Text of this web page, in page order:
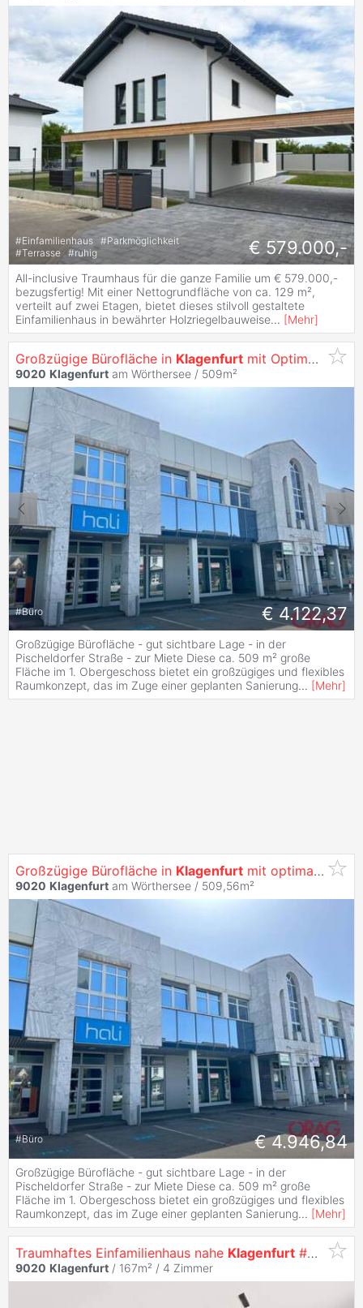
#Einfamilienhaus #Parkmöglichkeit
#Terrasse #ruhig € 579.000,-
All-inclusive Traumhaus für die ganze Familie um € 579.000,-
bezugsfertig! Mit einer Nettogrundfläche von ca. 129 m²,
verteilt auf zwei Etagen, bietet dieses stilvoll gestaltete
Einfamilienhaus in bewährter Holzriegelbauweise... [Mehr]
Großzügige Bürofläche in Klagenfurt mit Optimaler Werbewirksamkeit -
9020 Klagenfurt am Wörthersee / 509m²
#Büro € 4.122,37
Großzügige Bürofläche - gut sichtbare Lage - in der
Pischeldorfer Straße - zur Miete Diese ca. 509 m² große
Fläche im 1. Obergeschoss bietet ein großzügiges und flexibles
Raumkonzept, das im Zuge einer geplanten Sanierung... [Mehr]
Großzügige Bürofläche in Klagenfurt mit optimaler Werbewirksamkeit -
9020 Klagenfurt am Wörthersee / 509,56m²
#Büro € 4.946,84
Großzügige Bürofläche - gut sichtbare Lage - in der
Pischeldorfer Straße - zur Miete Diese ca. 509 m² große
Fläche im 1. Obergeschoss bietet ein großzügiges und flexibles
Raumkonzept, das im Zuge einer geplanten Sanierung... [Mehr]
Traumhaftes Einfamilienhaus nahe Klagenfurt #modern #großzügig #panoramablick
9020 Klagenfurt / 167m² / 4 Zimmer